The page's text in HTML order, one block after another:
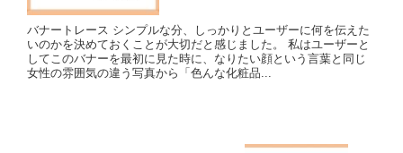
バナートレース シンプルな分、しっかりとユーザーに何を伝えた
いのかを決めておくことが大切だと感じました。 私はユーザーと
してこのバナーを最初に見た時に、なりたい顔という言葉と同じ
女性の雰囲気の違う写真から「色んな化粧品...